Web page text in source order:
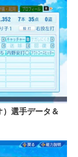
）選手データ＆